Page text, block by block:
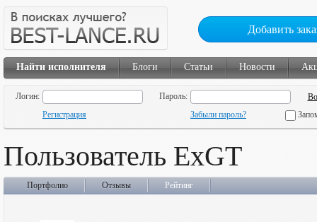
Добавить
Найти исполнителя Блоги Статьи Новости
Логин:
Пароль:
Регистрация
Забыли пароль?
Пользователь ExGT
Портфолио Отзывы Рейтинг